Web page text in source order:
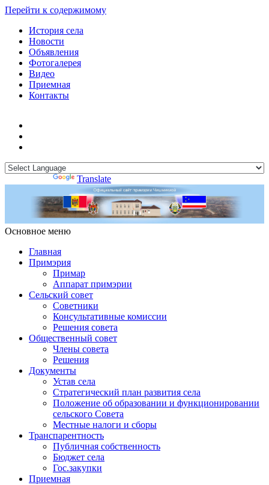
Перейти к содержимому
История села
Новости
Объявления
Фотогалерея
Видео
Приемная
Контакты
Translate
Основное меню
Примэрия Чишмикиой
Главная
Примэрия
Примар
Аппарат примэрии
Сельский совет
Советники
Консультативные комиссии
Решения совета
Общественный совет
Члены совета
Решения
Документы
Устав села
Стратегический план развития села
Положение об образовании и функционировании
сельского Совета
Местные налоги и сборы
Транспарентность
Публичная собственность
Бюджет села
Гос.закупки
Приемная